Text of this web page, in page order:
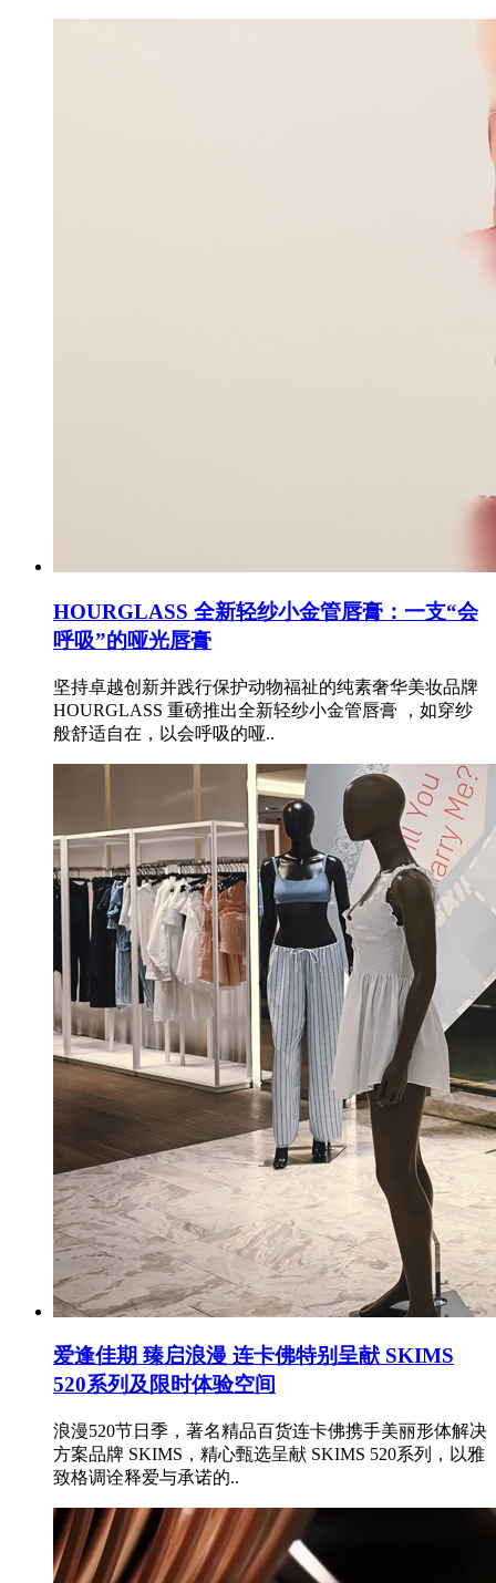
HOURGLASS 全新轻纱小金管唇膏：一支“会
呼吸”的哑光唇膏
坚持卓越创新并践行保护动物福祉的纯素奢华美妆品牌
HOURGLASS 重磅推出全新轻纱小金管唇膏 ，如穿纱
般舒适自在，以会呼吸的哑..
爱逢佳期 臻启浪漫 连卡佛特别呈献 SKIMS
520系列及限时体验空间
浪漫520节日季，著名精品百货连卡佛携手美丽形体解决
方案品牌 SKIMS，精心甄选呈献 SKIMS 520系列，以雅
致格调诠释爱与承诺的..